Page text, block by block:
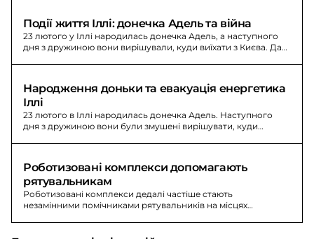
Події життя Іллі: донечка Адель та війна
23 лютого у Іллі народилась донечка Адель, а наступного
дня з дружиною вони вирішували, куди виїхати з Києва. Далі
Народження доньки та евакуація енергетика
Іллі
23 лютого в Іллі народилась донечка Адель. Наступного
дня з дружиною вони були змушені вирішувати, куди
Роботизовані комплекси допомагають
рятувальникам
Роботизовані комплекси дедалі частіше стають
незамінними помічниками рятувальників на місцях